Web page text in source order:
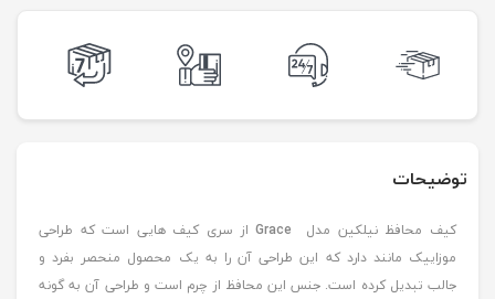
توضیحات
کیف محافظ نیلکین مدل Graceاز سری کیف هایی است که طراحی
موزاییک مانند دارد که این طراحی آن را به یک محصول منحصر بفرد و
جالب تبدیل کرده است. جنس این محافظ از چرم است و طراحی آن به گونه